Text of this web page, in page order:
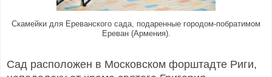
Скамейки для Ереванского сада, подаренные городом-побратимом
Ереван (Армения).
Сад расположен в Московском форштадте Риги,